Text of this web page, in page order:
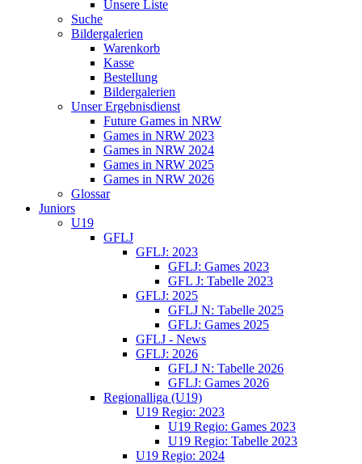
Unsere Liste
Suche
Bildergalerien
Warenkorb
Kasse
Bestellung
Bildergalerien
Unser Ergebnisdienst
Future Games in NRW
Games in NRW 2023
Games in NRW 2024
Games in NRW 2025
Games in NRW 2026
Glossar
Juniors
U19
GFLJ
GFLJ: 2023
GFLJ: Games 2023
GFL J: Tabelle 2023
GFLJ: 2025
GFLJ N: Tabelle 2025
GFLJ: Games 2025
GFLJ - News
GFLJ: 2026
GFLJ N: Tabelle 2026
GFLJ: Games 2026
Regionalliga (U19)
U19 Regio: 2023
U19 Regio: Games 2023
U19 Regio: Tabelle 2023
U19 Regio: 2024